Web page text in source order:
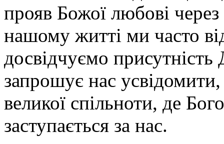
прояв Божої любові
нашому житті ми часто
досвідчуємо
запрошує нас
великої спільноти, де
заступається за нас.